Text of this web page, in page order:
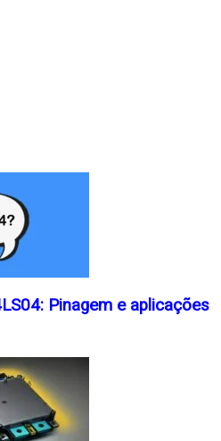
Pinagem e aplicações